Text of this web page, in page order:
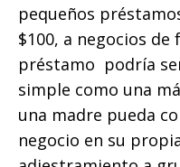
pequeños
$100, a negocios
préstamo podría
simple como una
una madre pueda
negocio en su